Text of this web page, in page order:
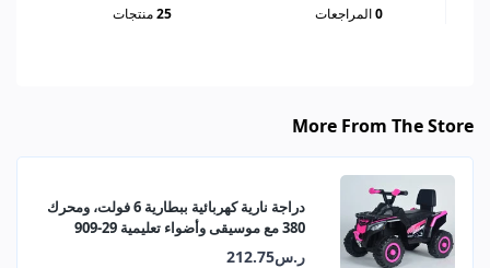
0المراجعات 25منتجات
More From The Store
دراجة نارية كهربائية ببطارية 6 فولت، ومحرك
380 مع موسيقى وأضواء تعليمية 29-909
ر.س212.75